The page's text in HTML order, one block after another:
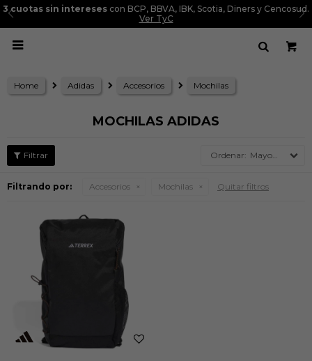
3 cuotas sin intereses con BCP, BBVA, IBK, Scotia, Diners y Cencosud.
Ver TyC

Home Adidas Accesorios Mochilas
MOCHILAS ADIDAS
Mayor precio
Filtrando por: Accesorios Mochilas Quitar filtros